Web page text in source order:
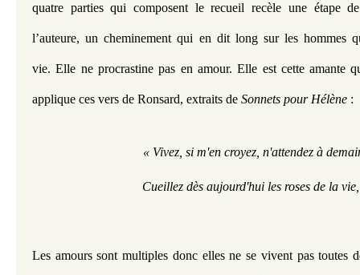
quatre parties qui composent le recueil recèle une étape
l’auteure, un cheminement qui en dit long sur les hommes
vie. Elle ne procrastine pas en amour. Elle est cette amante
applique ces vers de Ronsard, extraits de Sonnets pour Hélène :
« Vivez, si m'en croyez, n'attendez à
Cueillez dès aujourd'hui les roses de la vie,
Les amours sont multiples donc elles ne se vivent pas toutes